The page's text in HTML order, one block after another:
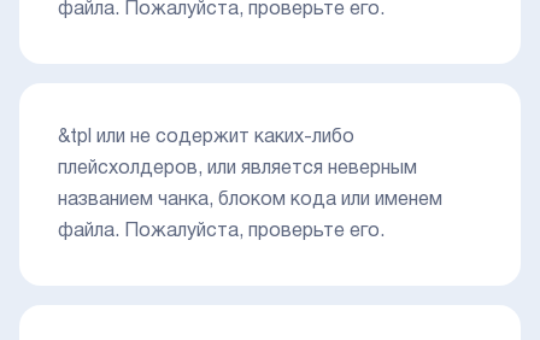
файла. Пожалуйста, проверьте его.
&tpl или не содержит каких-либо
плейсхолдеров, или является неверным
названием чанка, блоком кода или именем
файла. Пожалуйста, проверьте его.